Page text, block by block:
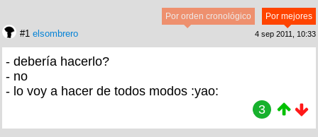
Por mejores
Por orden cronológico
#1 elsombrero 4 sep 2011, 10:33
- debería hacerlo?
- no
- lo voy a hacer de todos modos :yao:
3